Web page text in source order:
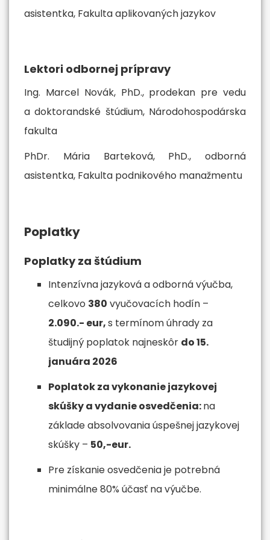
asistentka, Fakulta aplikovaných jazykov
Lektori odbornej prípravy
Ing. Marcel Novák, PhD., prodekan pre vedu
a doktorandské štúdium, Národohospodárska
fakulta
PhDr. Mária Barteková, PhD., odborná
asistentka, Fakulta podnikového manažmentu
Poplatky
Poplatky za štúdium
Intenzívna jazyková a odborná výučba,
celkovo 380 vyučovacích hodín –
2.090.- eur,s termínom úhrady za
študijný poplatok najneskôr do 15.
januára 2026
Poplatok za vykonanie jazykovej
skúšky a vydanie osvedčenia:na
základe absolvovania úspešnej jazykovej
skúšky – 50,-eur.
Pre získanie osvedčenia je potrebná
minimálne 80% účasť na výučbe.